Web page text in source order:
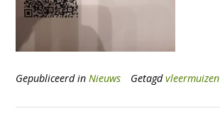
Gepubliceerd in Nieuws Getagdvleermuizen